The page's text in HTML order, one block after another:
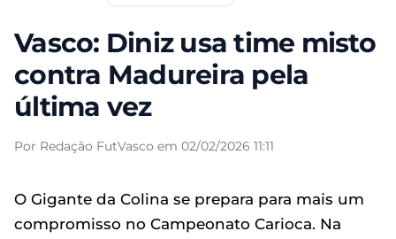
Vasco: Diniz usa time misto
contra Madureira pela
última vez
Por Redação FutVasco em 02/02/2026 11:11
O Gigante da Colina se prepara para mais um
compromisso no Campeonato Carioca. Na